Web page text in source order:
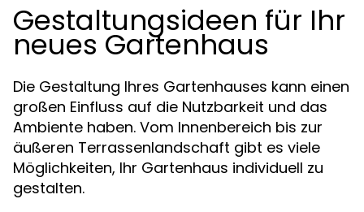
Gestaltungsideen für Ihr
neues Gartenhaus
Die Gestaltung Ihres Gartenhauses kann einen
großen Einfluss auf die Nutzbarkeit und das
Ambiente haben. Vom Innenbereich bis zur
äußeren Terrassenlandschaft gibt es viele
Möglichkeiten, Ihr Gartenhaus individuell zu
gestalten.